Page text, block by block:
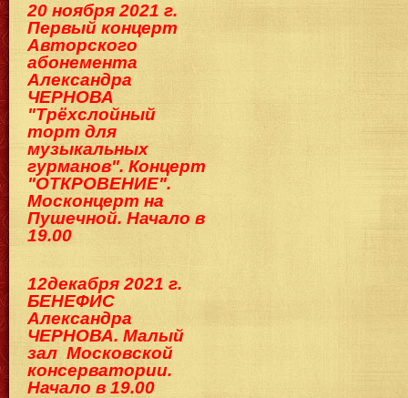
20 ноября 2021 г.
Первый концерт
Авторского
абонемента
Александра
ЧЕРНОВА
"Трёхслойный
торт для
музыкальных
гурманов". Концерт
"ОТКРОВЕНИЕ".
Москонцерт на
Пушечной. Начало в
19.00
12декабря 2021 г.
БЕНЕФИС
Александра
ЧЕРНОВА. Малый
зал Московской
консерватории.
Начало в 19.00